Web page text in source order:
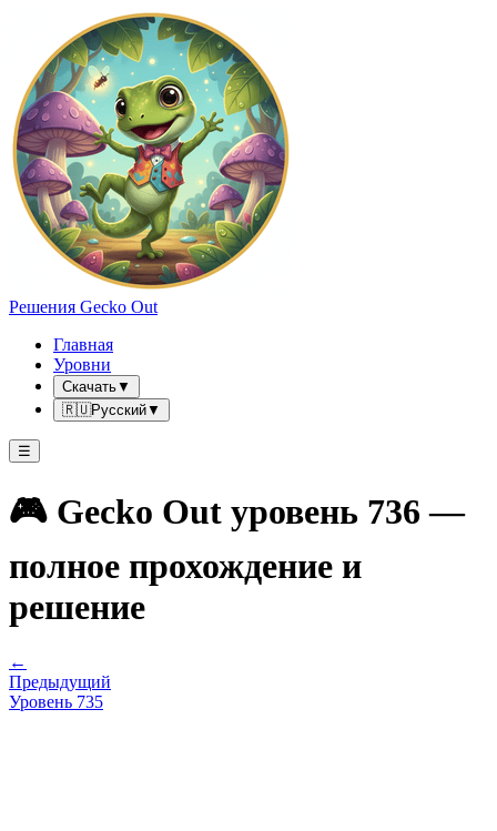
Решения Gecko Out
Главная
Уровни
Скачать▼
🇷🇺Русский▼
☰
🎮 Gecko Out уровень 736 —
полное прохождение и
решение
←
Предыдущий
Уровень 735